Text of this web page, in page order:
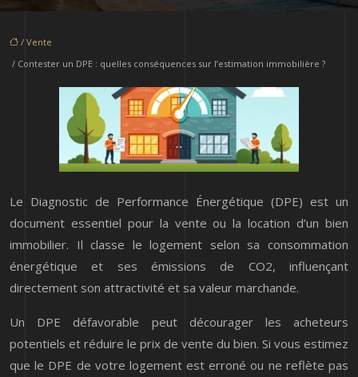
/ Vente
/ Contester un DPE : quelles conséquences sur l’estimation immobilière ?
Le Diagnostic de Performance Énergétique (DPE) est un
document essentiel pour la vente ou la location d’un bien
immobilier. Il classe le logement selon sa consommation
énergétique et ses émissions de CO2, influençant
directement son attractivité et sa valeur marchande.
Un DPE défavorable peut décourager les acheteurs
potentiels et réduire le prix de vente du bien. Si vous estimez
que le DPE de votre logement est erroné ou ne reflète pas